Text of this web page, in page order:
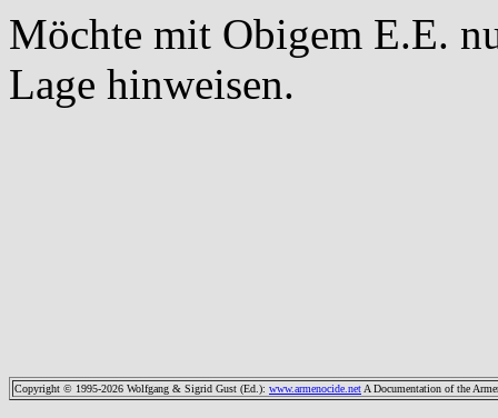
Möchte mit Obigem E.E.
Lage hinweisen.
Copyright © 1995-2026 Wolfgang & Sigrid Gust (Ed.): www.armenocide.net A Documentation of the